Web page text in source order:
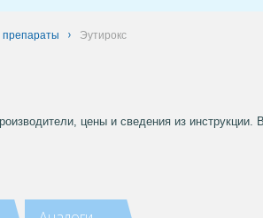
препараты Эутирокс
цены и сведения из инструкции.